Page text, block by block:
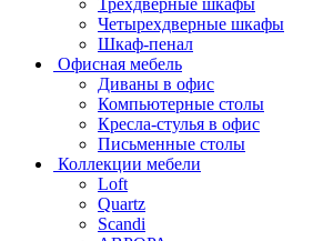
Трехдверные шкафы
Четырехдверные шкафы
Шкаф-пенал
Офисная мебель
Диваны в офис
Компьютерные столы
Кресла-стулья в офис
Письменные столы
Коллекции мебели
Loft
Quartz
Scandi